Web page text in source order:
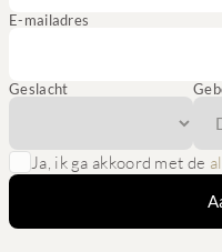
E-mailadres
Geslacht
Ja, ik ga akkoord met de